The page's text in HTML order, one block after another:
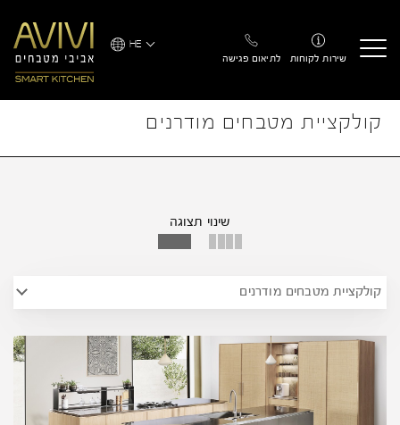
content
HE
שירות לקוחות
לתיאום פגישה
קולקציית מטבחים מודרנים
שינוי תצוגה
קולקציית מטבחים מודרנים